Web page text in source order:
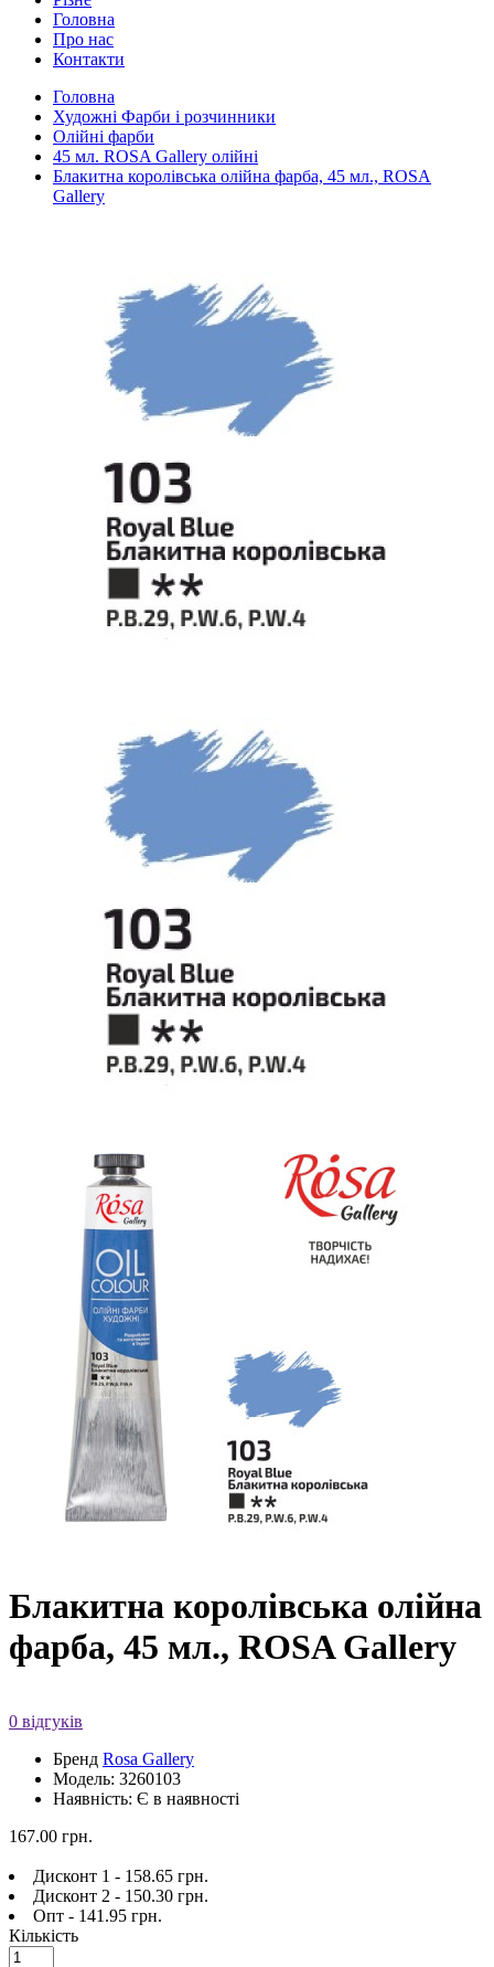
Головна
Про нас
Контакти
Головна
Художні Фарби і розчинники
Олійні фарби
45 мл. ROSA Gallery олійні
Блакитна королівська олійна фарба, 45 мл., ROSA
Gallery
Блакитна королівська олійна
фарба, 45 мл., ROSA Gallery
0 відгуків
Бренд Rosa Gallery
Модель: 3260103
Наявність: Є в наявності
167.00 грн.
Дисконт 1 - 158.65 грн.
Дисконт 2 - 150.30 грн.
Опт - 141.95 грн.
Кількість